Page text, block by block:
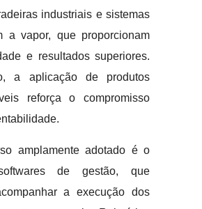
industriais e sistemas
a vapor, que proporcionam
e resultados superiores.
a aplicação de produtos
reforça o compromisso
amplamente adotado é o
de gestão, que
a execução dos